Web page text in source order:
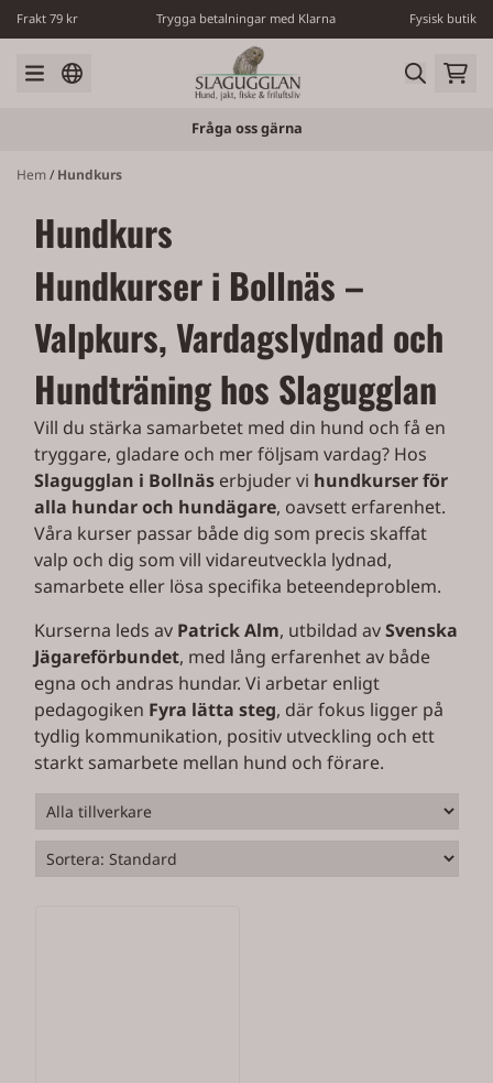
Hoppa till innehåll
Frakt 79 kr Trygga betalningar med Klarna Fysisk butik
Fråga oss gärna
Hem/ Hundkurs
Hundkurs
Hundkurser i Bollnäs –
Valpkurs, Vardagslydnad och
Hundträning hos Slagugglan
Vill du stärka samarbetet med din hund och få en
tryggare, gladare och mer följsam vardag? Hos
Slagugglan i Bollnäs erbjuder vi hundkurser för
alla hundar och hundägare, oavsett erfarenhet.
Våra kurser passar både dig som precis skaffat
valp och dig som vill vidareutveckla lydnad,
samarbete eller lösa specifika beteendeproblem.
Kurserna leds av Patrick Alm, utbildad avSvenska
Jägareförbundet, med lång erfarenhet av både
egna och andras hundar. Vi arbetar enligt
pedagogiken Fyra lätta steg, där fokus ligger på
tydlig kommunikation, positiv utveckling och ett
starkt samarbete mellan hund och förare.